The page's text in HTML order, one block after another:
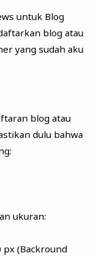
untuk Blog
blog atau
yang sudah aku
blog atau
dulu bahwa
ukuran:
px (Backround